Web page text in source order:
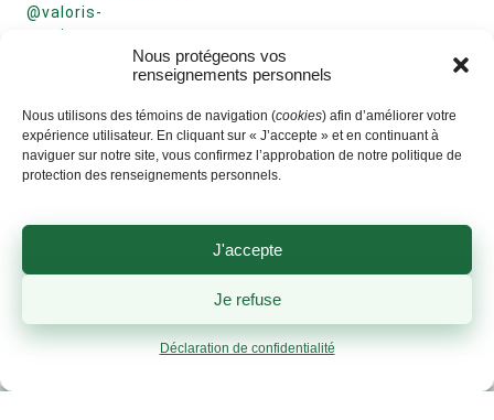
Nous protégeons vos
renseignements personnels
Nous utilisons des témoins de navigation (cookies) afin d’améliorer votre
expérience utilisateur. En cliquant sur « J’accepte » et en continuant à
naviguer sur notre site, vous confirmez l’approbation de notre politique de
protection des renseignements personnels.
J'accepte
Je refuse
Déclaration de confidentialité
@valoris-
estrie.com
819 560-8403